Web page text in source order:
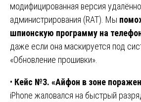
модифицированная версия
администрирования (RAT). Мы
шпионскую программу на
даже если она маскируется под
«Обновление прошивки».
• Кейс №3. «Айфон в зоне
iPhone жаловался на быстрый